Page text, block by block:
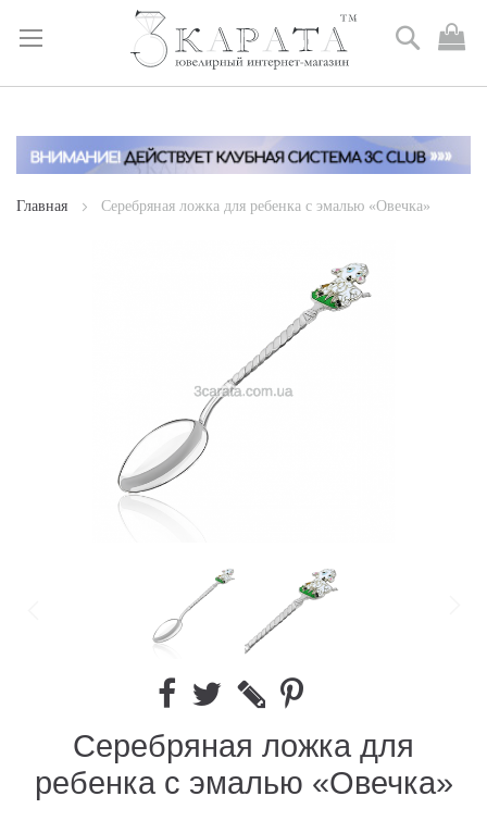
Skip
Content
Поиск
Главная Серебряная ложка для ребенка с эмалью «Овечка»
Серебряная ложка для
ребенка с эмалью «Овечка»